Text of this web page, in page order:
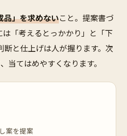
品」を求めないこと。提案書づ
は「考えるとっかかり」と「下
と仕上げは人が握ります。次
当てはめやすくなります。
案を提案